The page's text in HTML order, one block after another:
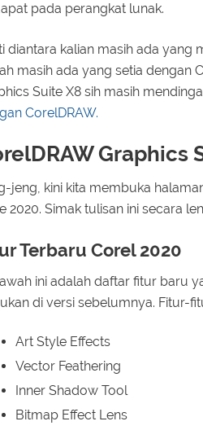
pada perangkat lunak.
diantara kalian masih ada yang
masih ada yang setia dengan
Suite X8 sih masih
CorelDRAW.
Graphics
jeng, kini kita membuka
2020. Simak tulisan ini secara
Terbaru Corel 2020
ini adalah daftar fitur baru
di versi sebelumnya. Fitur-
Art Style Effects
Vector Feathering
Inner Shadow Tool
Bitmap Effect Lens